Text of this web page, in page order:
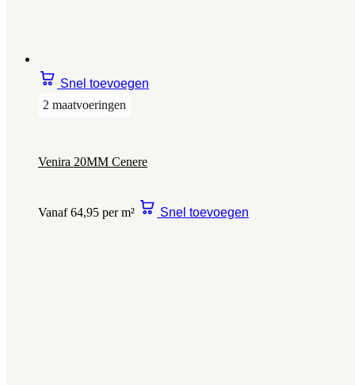
Snel toevoegen
2 maatvoeringen
Venira 20MM Cenere
Vanaf 64,95 per m² Snel toevoegen